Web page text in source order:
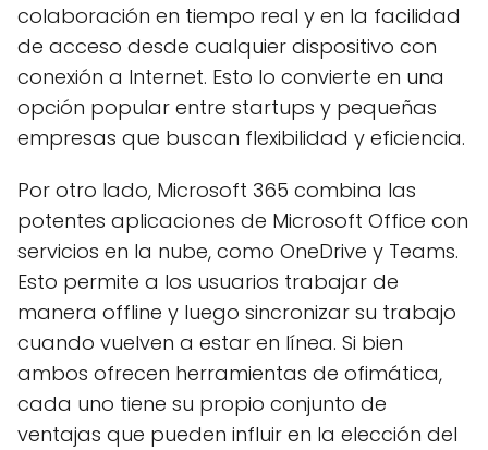
colaboración en tiempo real y en la facilidad
de acceso desde cualquier dispositivo con
conexión a Internet. Esto lo convierte en una
opción popular entre startups y pequeñas
empresas que buscan flexibilidad y eficiencia.
Por otro lado, Microsoft 365 combina las
potentes aplicaciones de Microsoft Office con
servicios en la nube, como OneDrive y Teams.
Esto permite a los usuarios trabajar de
manera offline y luego sincronizar su trabajo
cuando vuelven a estar en línea. Si bien
ambos ofrecen herramientas de ofimática,
cada uno tiene su propio conjunto de
ventajas que pueden influir en la elección del